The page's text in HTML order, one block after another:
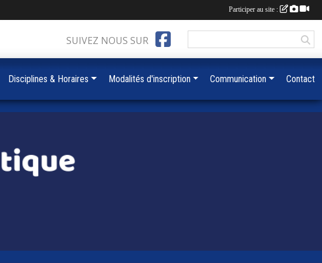
SUIVEZ NOUS SUR
Disciplines & Horaires Modalités d'inscription Communication Contact
Participer au site :